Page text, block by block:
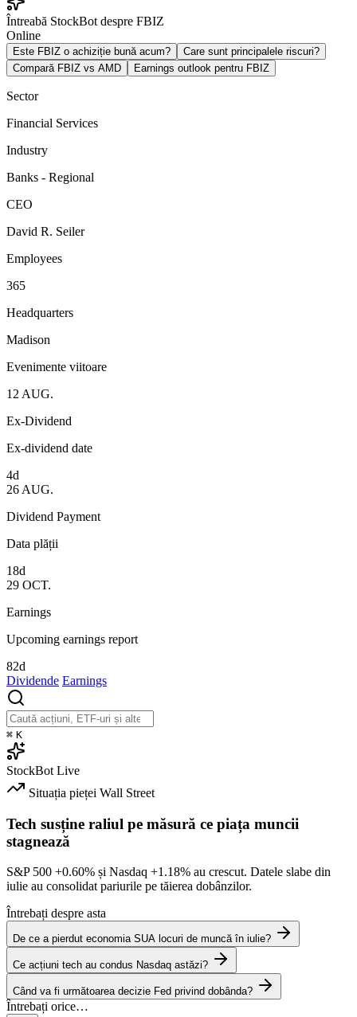
Întreabă StockBot despre FBIZ
Online
Este FBIZ o achiziție bună acum?
Care sunt principalele riscuri?
Compară FBIZ vs AMD
Earnings outlook pentru FBIZ
Sector
Financial Services
Industry
Banks - Regional
CEO
David R. Seiler
Employees
365
Headquarters
Madison
Evenimente viitoare
12 AUG.
Ex-Dividend
Ex-dividend date
4d
26 AUG.
Dividend Payment
Data plății
18d
29 OCT.
Earnings
Upcoming earnings report
82d
Dividende Earnings
⌘ K
StockBot Live
Situația pieței Wall Street
Tech susține raliul pe măsură ce piața muncii
stagnează
S&P 500 +0.60% și Nasdaq +1.18% au crescut. Datele slabe din
iulie au consolidat pariurile pe tăierea dobânzilor.
Întrebați despre asta
De ce a pierdut economia SUA locuri de muncă în iulie?
Ce acțiuni tech au condus Nasdaq astăzi?
Când va fi următoarea decizie Fed privind dobânda?